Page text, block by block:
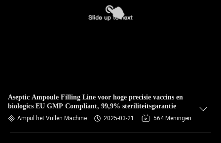
Aseptic Ampoule Filling Line voor hoge precisie vaccins en
biologics EU GMP Compliant, 99,9% steriliteitsgarantie
Ampul het Vullen Machine 2025-03-21 564 Meningen